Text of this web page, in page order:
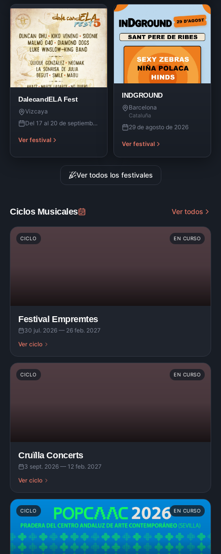
DalecandELA Fest
Vizcaya
Del 17 al 20 de septiembre de 2026
Ver festival
INDGROUND
Barcelona
Cataluña
29 de agosto de 2026
Ver festival
Ver todos los festivales
Ciclos Musicales Ver todos
CICLO EN CURSO
Festival Empremtes
30 jul. 2026 — 26 feb. 2027
Ver ciclo
CICLO EN CURSO
Cruïlla Concerts
3 sept. 2026 — 12 feb. 2027
Ver ciclo
CICLO EN CURSO